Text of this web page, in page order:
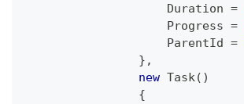
Duration =
Progress =
ParentId =
} ,
new Task( )
{